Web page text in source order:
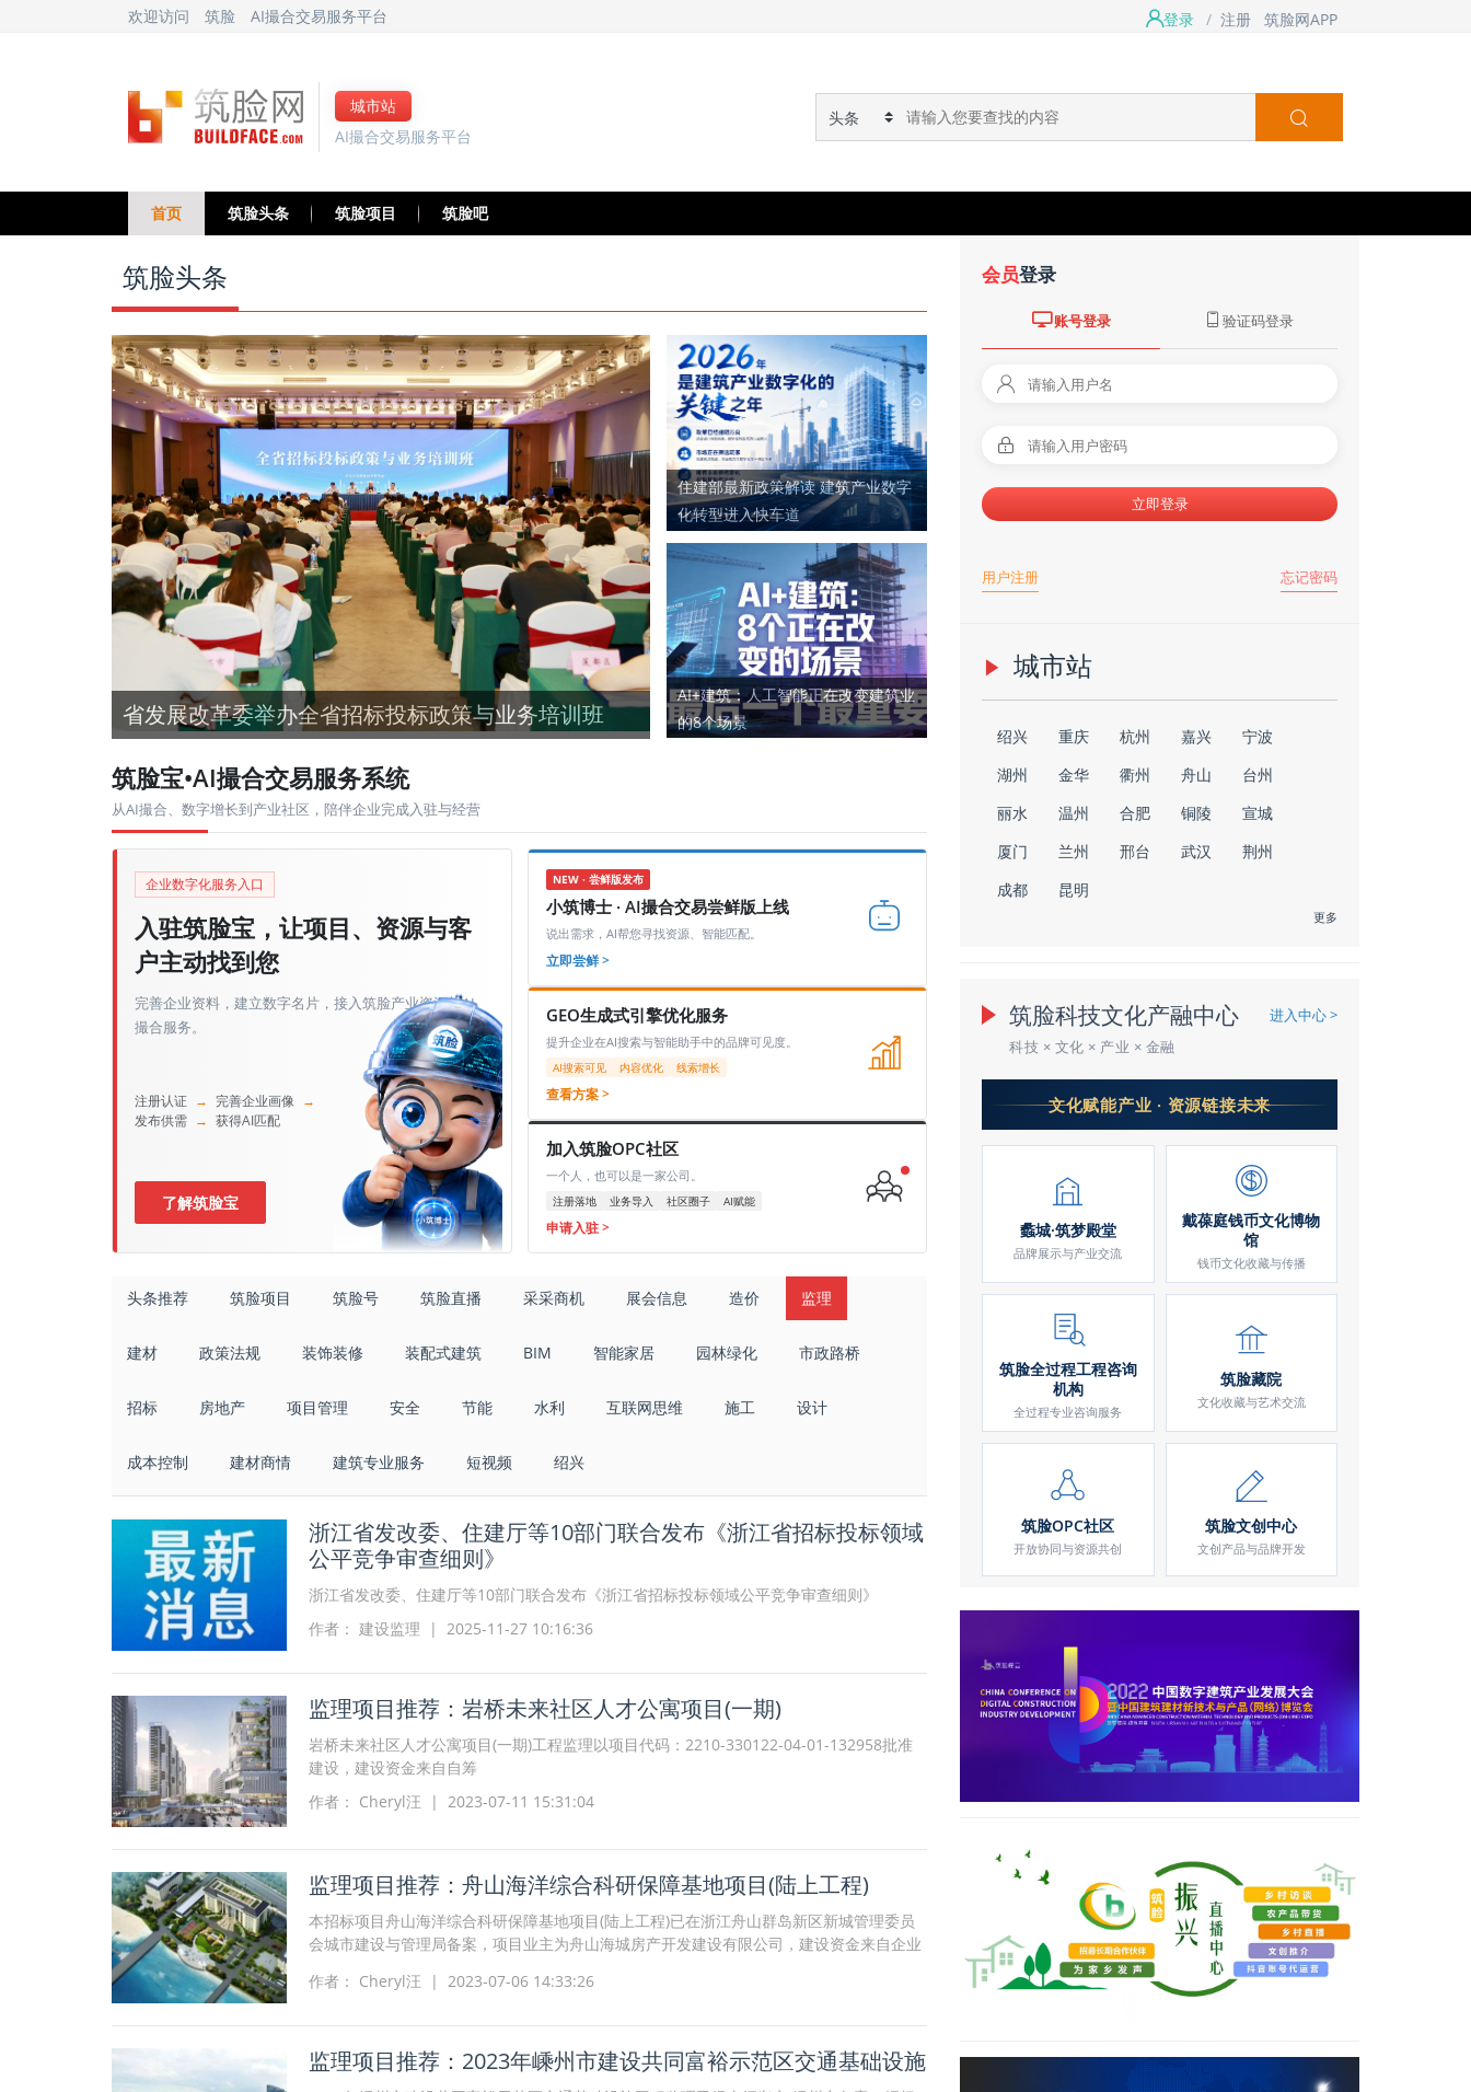
欢迎访问 筑脸 AI撮合交易服务平台 登录 / 注册 筑脸网APP
城市站
AI撮合交易服务平台
首页 筑脸头条 筑脸项目 筑脸吧
筑脸头条
省发展改革委举办全省招标投标政策与业务培训班
住建部最新政策解读 建筑产业数字
化转型进入快车道
AI+建筑：人工智能正在改变建筑业
的8个场景
筑脸宝•AI撮合交易服务系统
从AI撮合、数字增长到产业社区，陪伴企业完成入驻与经营
企业数字化服务入口
入驻筑脸宝，让项目、资源与客
户主动找到您
完善企业资料，建立数字名片，接入筑脸产业资源与AI
撮合服务。
注册认证 → 完善企业画像 →
发布供需 → 获得AI匹配
了解筑脸宝
NEW · 尝鲜版发布
小筑博士 · AI撮合交易尝鲜版上线
说出需求，AI帮您寻找资源、智能匹配。
立即尝鲜 >
GEO生成式引擎优化服务
提升企业在AI搜索与智能助手中的品牌可见度。
AI搜索可见 内容优化 线索增长
查看方案 >
加入筑脸OPC社区
一个人，也可以是一家公司。
注册落地 业务导入 社区圈子 AI赋能
申请入驻 >
头条推荐 筑脸项目 筑脸号 筑脸直播 采采商机 展会信息 造价 监理
建材 政策法规 装饰装修 装配式建筑 BIM 智能家居 园林绿化 市政路桥
招标 房地产 项目管理 安全 节能 水利 互联网思维 施工 设计
成本控制 建材商情 建筑专业服务 短视频 绍兴
浙江省发改委、住建厅等10部门联合发布《浙江省招标投标领域
公平竞争审查细则》
浙江省发改委、住建厅等10部门联合发布《浙江省招标投标领域公平竞争审查细则》
作者： 建设监理 | 2025-11-27 10:16:36
监理项目推荐：岩桥未来社区人才公寓项目(一期)
岩桥未来社区人才公寓项目(一期)工程监理以项目代码：2210-330122-04-01-132958批准
建设，建设资金来自自筹
作者： Cheryl汪 | 2023-07-11 15:31:04
监理项目推荐：舟山海洋综合科研保障基地项目(陆上工程)
本招标项目舟山海洋综合科研保障基地项目(陆上工程)已在浙江舟山群岛新区新城管理委员
会城市建设与管理局备案，项目业主为舟山海城房产开发建设有限公司，建设资金来自企业
作者： Cheryl汪 | 2023-07-06 14:33:26
监理项目推荐：2023年嵊州市建设共同富裕示范区交通基础设施
会员登录
账号登录 验证码登录
立即登录
用户注册 忘记密码
城市站
绍兴 重庆 杭州 嘉兴
宁波
湖州
金华 衢州 舟山
台州
丽水
温州 合肥 铜陵
宣城
厦门
兰州 邢台 武汉
荆州
成都
昆明
更多
筑脸科技文化产融中心
进入中心 >
科技 × 文化 × 产业 × 金融
文化赋能产业 · 资源链接未来
蠡城·筑梦殿堂
品牌展示与产业交流
戴葆庭钱币文化博物
馆
钱币文化收藏与传播
筑脸全过程工程咨询
机构
全过程专业咨询服务
筑脸藏院
文化收藏与艺术交流
筑脸OPC社区
开放协同与资源共创
筑脸文创中心
文创产品与品牌开发